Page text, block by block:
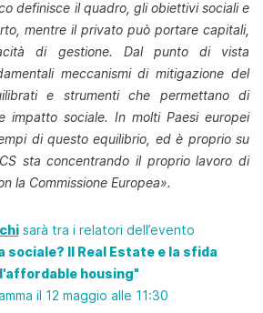
definisce il quadro, gli obiettivi sociali e
mentre il privato può portare capitali,
di gestione. Dal punto di vista
meccanismi di mitigazione del
e strumenti che permettano di
impatto sociale. In molti Paesi europei
di questo equilibrio, ed è proprio su
sta concentrando il proprio lavoro di
la Commissione Europea».
sarà tra i relatori dell’evento
sociale? Il Real Estate e la sfida
housing"
il 12 maggio alle 11:30